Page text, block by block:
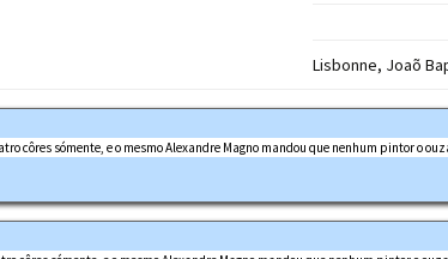
Lisbonne, Joaõ
sómente, e o mesmo Alexandre Magno mandou que nenhum pintor o